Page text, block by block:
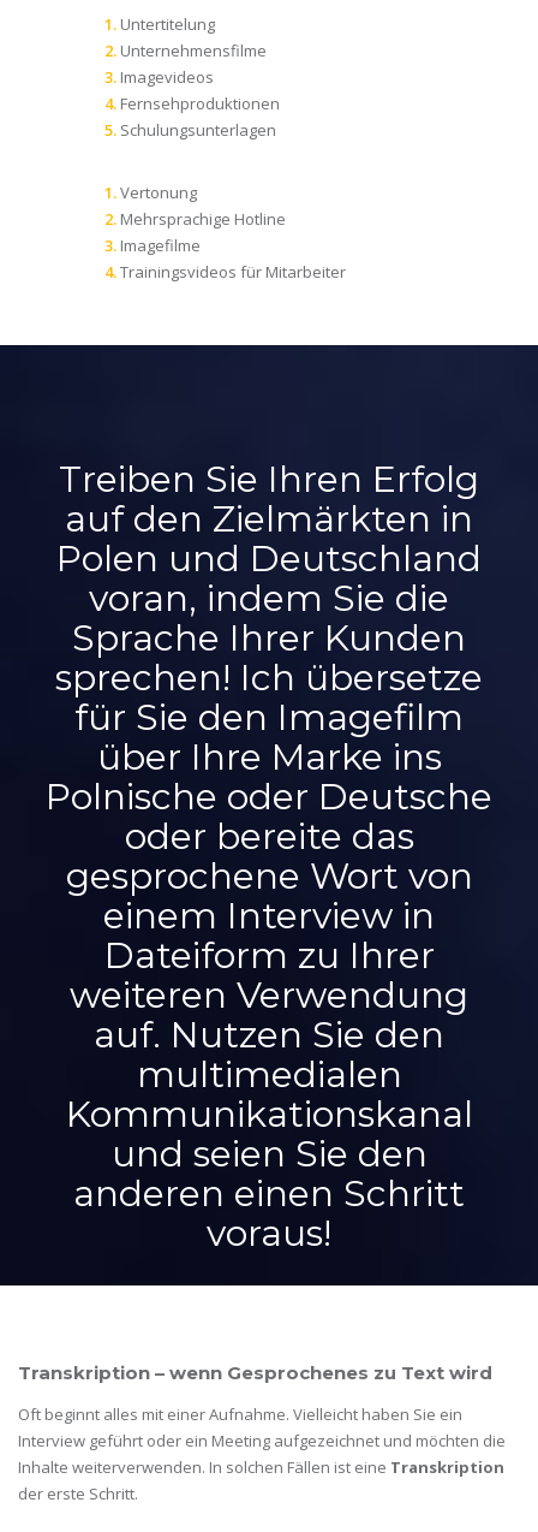
Untertitelung
Unternehmensfilme
Imagevideos
Fernsehproduktionen
Schulungsunterlagen
Vertonung
Mehrsprachige Hotline
Imagefilme
Trainingsvideos für Mitarbeiter
Treiben Sie Ihren Erfolg
auf den Zielmärkten in
Polen und Deutschland
voran, indem Sie die
Sprache Ihrer Kunden
sprechen! Ich übersetze
für Sie den Imagefilm
über Ihre Marke ins
Polnische oder Deutsche
oder bereite das
gesprochene Wort von
einem Interview in
Dateiform zu Ihrer
weiteren Verwendung
auf. Nutzen Sie den
multimedialen
Kommunikationskanal
und seien Sie den
anderen einen Schritt
voraus!
Transkription – wenn Gesprochenes zu Text wird
Oft beginnt alles mit einer Aufnahme. Vielleicht haben Sie ein
Interview geführt oder ein Meeting aufgezeichnet und möchten die
Inhalte weiterverwenden. In solchen Fällen ist eine Transkription
der erste Schritt.